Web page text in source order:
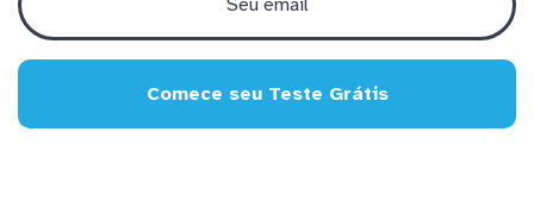
Comece seu Teste Grátis